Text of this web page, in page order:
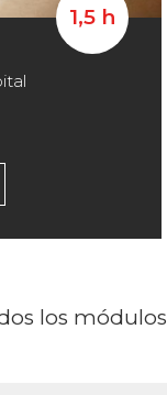
1,5 h
los módulos